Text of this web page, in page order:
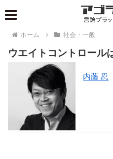
ホーム 社会・一般
ウエイトコントロール
内藤 忍